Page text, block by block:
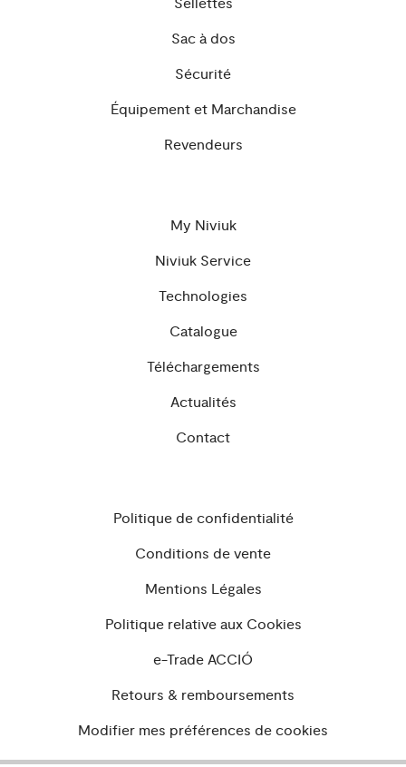
Sellettes
Sac à dos
Sécurité
Équipement et Marchandise
Revendeurs
My Niviuk
Niviuk Service
Technologies
Catalogue
Téléchargements
Actualités
Contact
Politique de confidentialité
Conditions de vente
Mentions Légales
Politique relative aux Cookies
e-Trade ACCIÓ
Retours & remboursements
Modifier mes préférences de cookies